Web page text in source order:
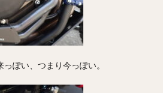
ぽい、つまり今っぽい。